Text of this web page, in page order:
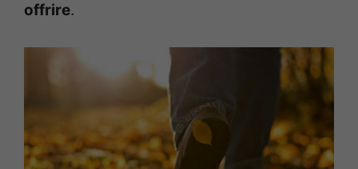
offrire.